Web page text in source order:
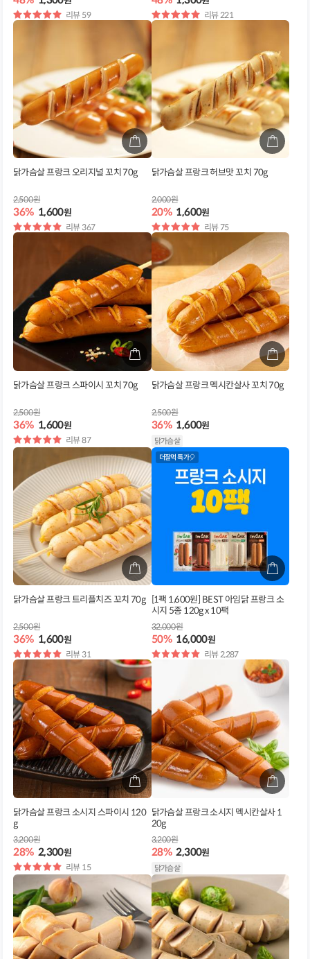
별
점
리뷰 59
별
점
리뷰 221
닭가슴살 프랑크 오리지널 꼬치 70g
36% 1,600원
2,500원
별
점
리뷰 367
닭가슴살 프랑크 허브맛 꼬치 70g
20% 1,600원
2,000원
별
점
리뷰 75
닭가슴살 프랑크 스파이시 꼬치 70g
36% 1,600원
2,500원
별
점
리뷰 87
닭가슴살 프랑크 멕시칸살사 꼬치 70g
36% 1,600원
2,500원
닭가슴살
닭가슴살 프랑크 트리플치즈 꼬치 70g
36% 1,600원
2,500원
별
점
리뷰 31
더잘먹 특가🎈
[1팩 1,600원] BEST 아임닭 프랑크 소
시지 5종 120g x 10팩
50% 16,000원
32,000원
별
점
리뷰 2,287
닭가슴살 프랑크 소시지 스파이시 120
g
28% 2,300원
3,200원
별
점
리뷰 15
닭가슴살 프랑크 소시지 멕시칸살사 1
20g
28% 2,300원
3,200원
닭가슴살